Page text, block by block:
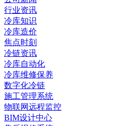
行业资讯
冷库知识
冷库造价
焦点时刻
冷链资讯
冷库自动化
冷库维修保养
数字化冷链
施工管理系统
物联网远程监控
BIM设计中心